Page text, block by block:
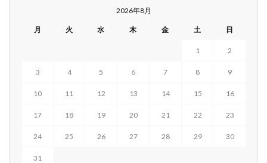
2026年8月
月 火 水 木 金 土 日
1 2
3 4 5 6 7 8 9
10 11 12 13 14 15 16
17 18 19 20 21 22 23
24 25 26 27 28 29 30
31